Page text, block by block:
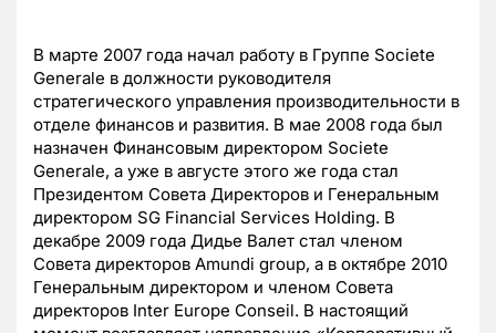
В марте 2007 года начал работу в Группе Societe
Generale в должности руководителя
стратегического управления производительности в
отделе финансов и развития. В мае 2008 года был
назначен Финансовым директором Societe
Generale, а уже в августе этого же года стал
Президентом Совета Директоров и Генеральным
директором SG Financial Services Holding. В
декабре 2009 года Дидье Валет стал членом
Совета директоров Amundi group, а в октябре 2010
Генеральным директором и членом Совета
директоров Inter Europe Conseil. В настоящий